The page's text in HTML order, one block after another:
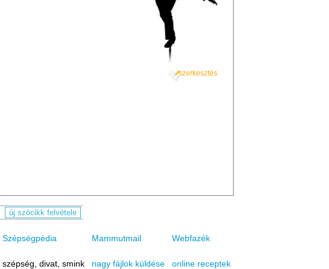
szerkesztés
Szépségpédia Mammutmail Webfazék
szépség, divat, smink nagy fájlok küldése online receptek